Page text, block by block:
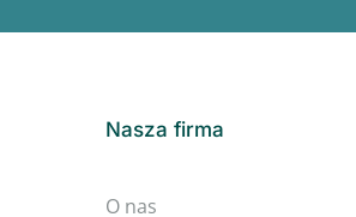
Nasza firma
O nas